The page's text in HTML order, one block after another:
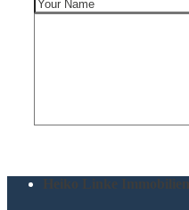
Heiko Linke Immobilien